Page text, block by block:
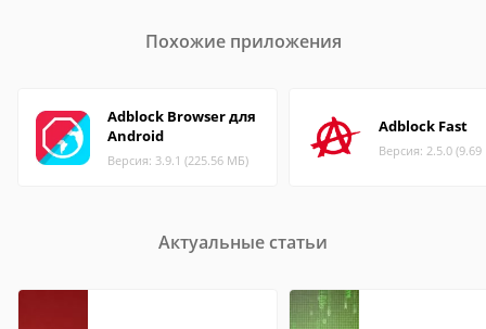
Похожие приложения
Adblock Browser для
Android
Версия: 3.9.1 (225.56 МБ)
Adblock Fast
Версия: 2.5.0
Актуальные статьи